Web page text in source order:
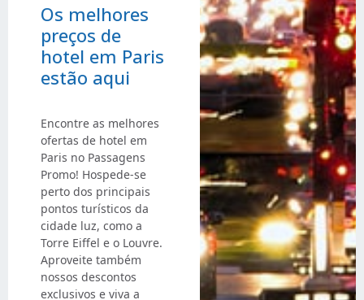
Os melhores
preços de
hotel em Paris
estão aqui
Encontre as melhores
ofertas de hotel em
Paris no Passagens
Promo! Hospede-se
perto dos principais
pontos turísticos da
cidade luz, como a
Torre Eiffel e o Louvre.
Aproveite também
nossos descontos
exclusivos e viva a